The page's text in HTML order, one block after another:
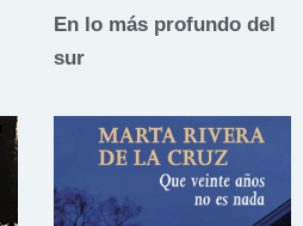
En lo más profundo del
sur